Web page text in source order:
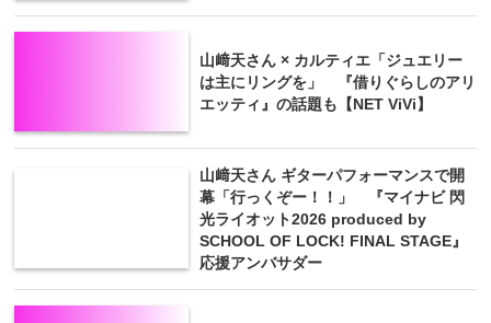
山﨑天さん × カルティエ「ジュエリー
は主にリングを」 『借りぐらしのアリ
エッティ』の話題も【NET ViVi】
山﨑天さん ギターパフォーマンスで開
幕「行っくぞー！！」 『マイナビ 閃
光ライオット2026 produced by
SCHOOL OF LOCK! FINAL STAGE』
応援アンバサダー